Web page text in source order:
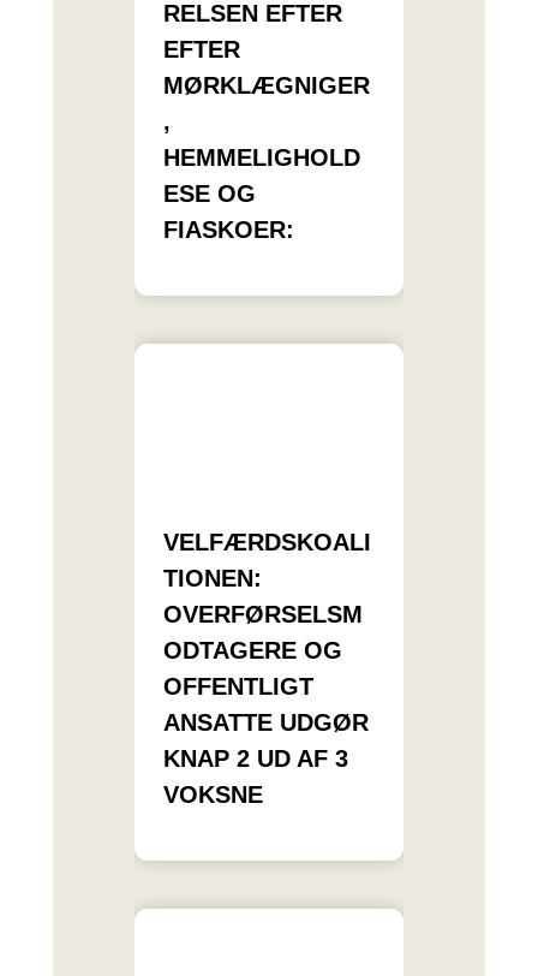
RELSEN EFTER
EFTER
MØRKLÆGNIGER
,
HEMMELIGHOLD
ESE OG
FIASKOER:
VELFÆRDSKOALI
TIONEN:
OVERFØRSELSM
ODTAGERE OG
OFFENTLIGT
ANSATTE UDGØR
KNAP 2 UD AF 3
VOKSNE